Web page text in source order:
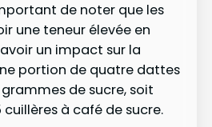
de noter que les
une teneur élevée en
un impact sur la
portion de quatre dattes
de sucre, soit
cuillères à café de sucre.